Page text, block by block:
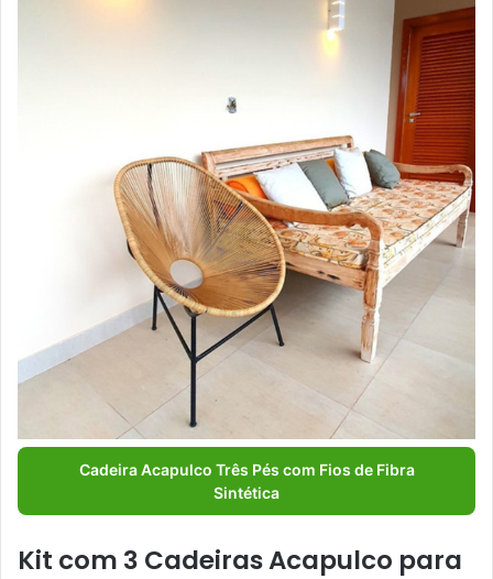
Cadeira Acapulco Três Pés com Fios de Fibra
Sintética
Kit com 3 Cadeiras Acapulco para